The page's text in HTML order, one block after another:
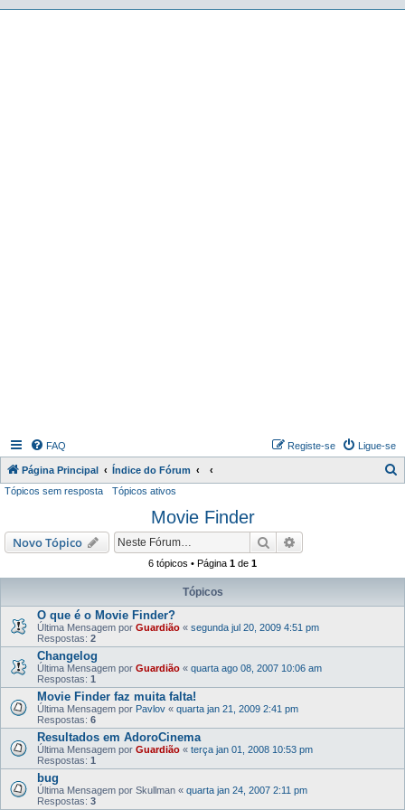
FAQ Ligue-se
Registe-se
Página Principal Índice do Fórum
i
Tópicos sem resposta Tópicos ativos
Movie Finder
Novo Tópico Pesquisar
6 tópicos • Página 1 de 1
Tópicos
O que é o Movie Finder?
Última Mensagem por Guardião « segunda jul 20, 2009 4:51 pm
Respostas: 2
Changelog
Última Mensagem por Guardião « quarta ago 08, 2007 10:06 am
Respostas: 1
Movie Finder faz muita falta!
Última Mensagem por Pavlov « quarta jan 21, 2009 2:41 pm
Respostas: 6
Resultados em AdoroCinema
Última Mensagem por Guardião « terça jan 01, 2008 10:53 pm
Respostas: 1
bug
Última Mensagem por Skullman « quarta jan 24, 2007 2:11 pm
Respostas: 3